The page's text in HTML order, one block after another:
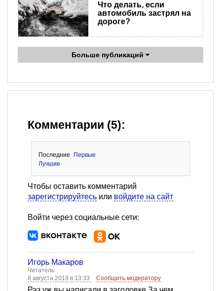
Что делать, если
автомобиль застрял на
дороге?
Больше публикаций
Комментарии (5):
Последние
Первые
Лучшие
Чтобы оставить комментарий
зарегистрируйтесь или войдите на сайт
Войти через социальные сети:
Игорь Макаров
Читатель
8 августа 2019 в 13:33
Сообщить модератору